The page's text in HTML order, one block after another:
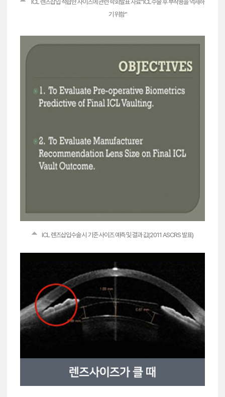
ICL 렌즈삽입 적합한 사이즈에 관련 학회발표 자료“ICL수술 후 부작용을 억제하
기 위함”
ICL 렌즈삽입수술 시 기준 사이즈 예측 및 결과 값(2011 ASCRS 발표)